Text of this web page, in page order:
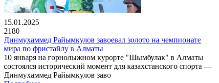
15.01.2025
2180
Динмухаммед Райымкулов завоевал золото на чемпионате
мира по фристайлу в Алматы
10 января на горнолыжном курорте "Шымбулак" в Алматы
состоялся исторический момент для казахстанского спорта —
Динмухаммед Райымкулов заво